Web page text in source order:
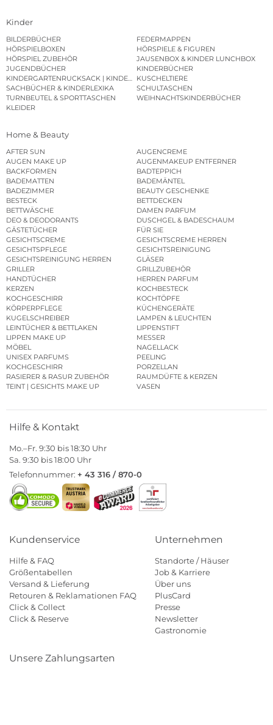
Kinder
BILDERBÜCHER
FEDERMAPPEN
HÖRSPIELBOXEN
HÖRSPIELE & FIGUREN
HÖRSPIEL ZUBEHÖR
JAUSENBOX & KINDER LUNCHBOX
JUGENDBÜCHER
KINDERBÜCHER
KINDERGARTENRUCKSACK | KINDERGARTENBEUTEL
KUSCHELTIERE
SACHBÜCHER & KINDERLEXIKA
SCHULTASCHEN
TURNBEUTEL & SPORTTASCHEN
WEIHNACHTSKINDERBÜCHER
KLEIDER
Home & Beauty
AFTER SUN
AUGENCREME
AUGEN MAKE UP
AUGENMAKEUP ENTFERNER
BACKFORMEN
BADTEPPICH
BADEMATTEN
BADEMÄNTEL
BADEZIMMER
BEAUTY GESCHENKE
BESTECK
BETTDECKEN
BETTWÄSCHE
DAMEN PARFUM
DEO & DEODORANTS
DUSCHGEL & BADESCHAUM
GÄSTETÜCHER
FÜR SIE
GESICHTSCREME
GESICHTSCREME HERREN
GESICHTSPFLEGE
GESICHTSREINIGUNG
GESICHTSREINIGUNG HERREN
GLÄSER
GRILLER
GRILLZUBEHÖR
HANDTÜCHER
HERREN PARFUM
KERZEN
KOCHBESTECK
KOCHGESCHIRR
KOCHTÖPFE
KÖRPERPFLEGE
KÜCHENGERÄTE
KUGELSCHREIBER
LAMPEN & LEUCHTEN
LEINTÜCHER & BETTLAKEN
LIPPENSTIFT
LIPPEN MAKE UP
MESSER
MÖBEL
NAGELLACK
UNISEX PARFUMS
PEELING
KOCHGESCHIRR
PORZELLAN
RASIERER & RASUR ZUBEHÖR
RAUMDÜFTE & KERZEN
TEINT | GESICHTS MAKE UP
VASEN
Hilfe & Kontakt
Mo.–Fr. 9:30 bis 18:30 Uhr
Sa. 9:30 bis 18:00 Uhr
Telefonnummer: + 43 316 / 870-0
Kundenservice
Hilfe & FAQ
Größentabellen
Versand & Lieferung
Retouren & Reklamationen FAQ
Click & Collect
Click & Reserve
Unternehmen
Standorte / Häuser
Job & Karriere
Über uns
PlusCard
Presse
Newsletter
Gastronomie
Unsere Zahlungsarten